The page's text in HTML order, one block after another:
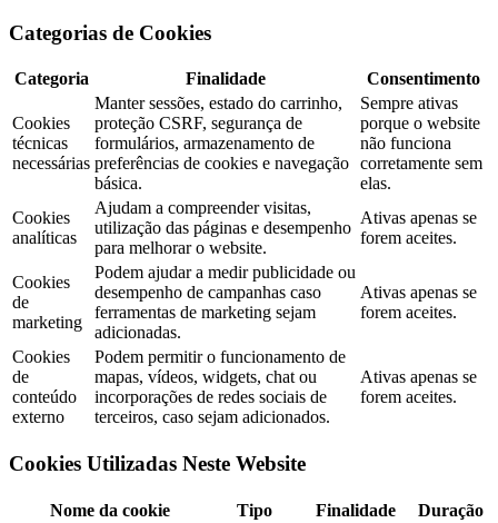
Categorias de Cookies
Categoria Finalidade Consentimento
Cookies
técnicas
necessárias
Manter sessões, estado do carrinho,
proteção CSRF, segurança de
formulários, armazenamento de
preferências de cookies e navegação
básica.
Sempre ativas
porque o website
não funciona
corretamente sem
elas.
Cookies
analíticas
Ajudam a compreender visitas,
utilização das páginas e desempenho
para melhorar o website.
Ativas apenas se
forem aceites.
Cookies
de
marketing
Podem ajudar a medir publicidade ou
desempenho de campanhas caso
ferramentas de marketing sejam
adicionadas.
Ativas apenas se
forem aceites.
Cookies
de
conteúdo
externo
Podem permitir o funcionamento de
mapas, vídeos, widgets, chat ou
incorporações de redes sociais de
terceiros, caso sejam adicionados.
Ativas apenas se
forem aceites.
Cookies Utilizadas Neste Website
Nome da cookie Tipo Finalidade Duração